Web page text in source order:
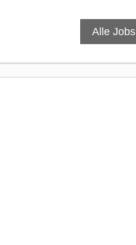
Alle Jobs